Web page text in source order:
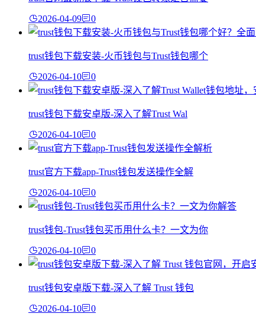
2026-04-09 0
trust钱包下载安装-火币钱包与Trust钱包哪个
2026-04-10 0
trust钱包下载安卓版-深入了解Trust Wal
2026-04-10 0
trust官方下载app-Trust钱包发送操作全解
2026-04-10 0
trust钱包-Trust钱包买币用什么卡？一文为你
2026-04-10 0
trust钱包安卓版下载-深入了解 Trust 钱包
2026-04-10 0